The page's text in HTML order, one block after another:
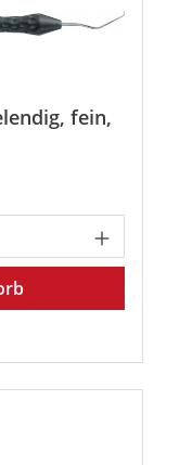
fein,
den